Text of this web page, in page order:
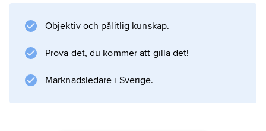
Objektiv och pålitlig kunskap.
Prova det, du kommer att gilla det!
Marknadsledare i Sverige.